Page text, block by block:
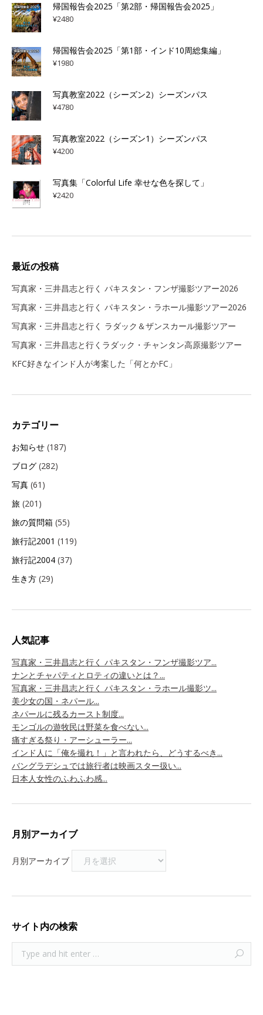
帰国報告会2025「第2部・帰国報告会2025」
¥2480
帰国報告会2025「第1部・インド10周総集編」
¥1980
写真教室2022（シーズン2）シーズンパス
¥4780
写真教室2022（シーズン1）シーズンパス
¥4200
写真集「Colorful Life 幸せな色を探して」
¥2420
最近の投稿
写真家・三井昌志と行く パキスタン・フンザ撮影ツアー2026
写真家・三井昌志と行く パキスタン・ラホール撮影ツアー2026
写真家・三井昌志と行く ラダック＆ザンスカール撮影ツアー
写真家・三井昌志と行くラダック・チャンタン高原撮影ツアー
KFC好きなインド人が考案した「何とかFC」
カテゴリー
お知らせ (187)
ブログ (282)
写真 (61)
旅 (201)
旅の質問箱 (55)
旅行記2001 (119)
旅行記2004 (37)
生き方 (29)
人気記事
写真家・三井昌志と行く パキスタン・フンザ撮影ツア...
ナンとチャパティとロティの違いとは？...
写真家・三井昌志と行く パキスタン・ラホール撮影ツ...
美少女の国・ネパール...
ネパールに残るカースト制度...
モンゴルの遊牧民は野菜を食べない...
痛すぎる祭り・アーシューラー...
インド人に「俺を撮れ！」と言われたら、どうするべき...
バングラデシュでは旅行者は映画スター扱い...
日本人女性のふわふわ感...
月別アーカイブ
月別アーカイブ
サイト内の検索